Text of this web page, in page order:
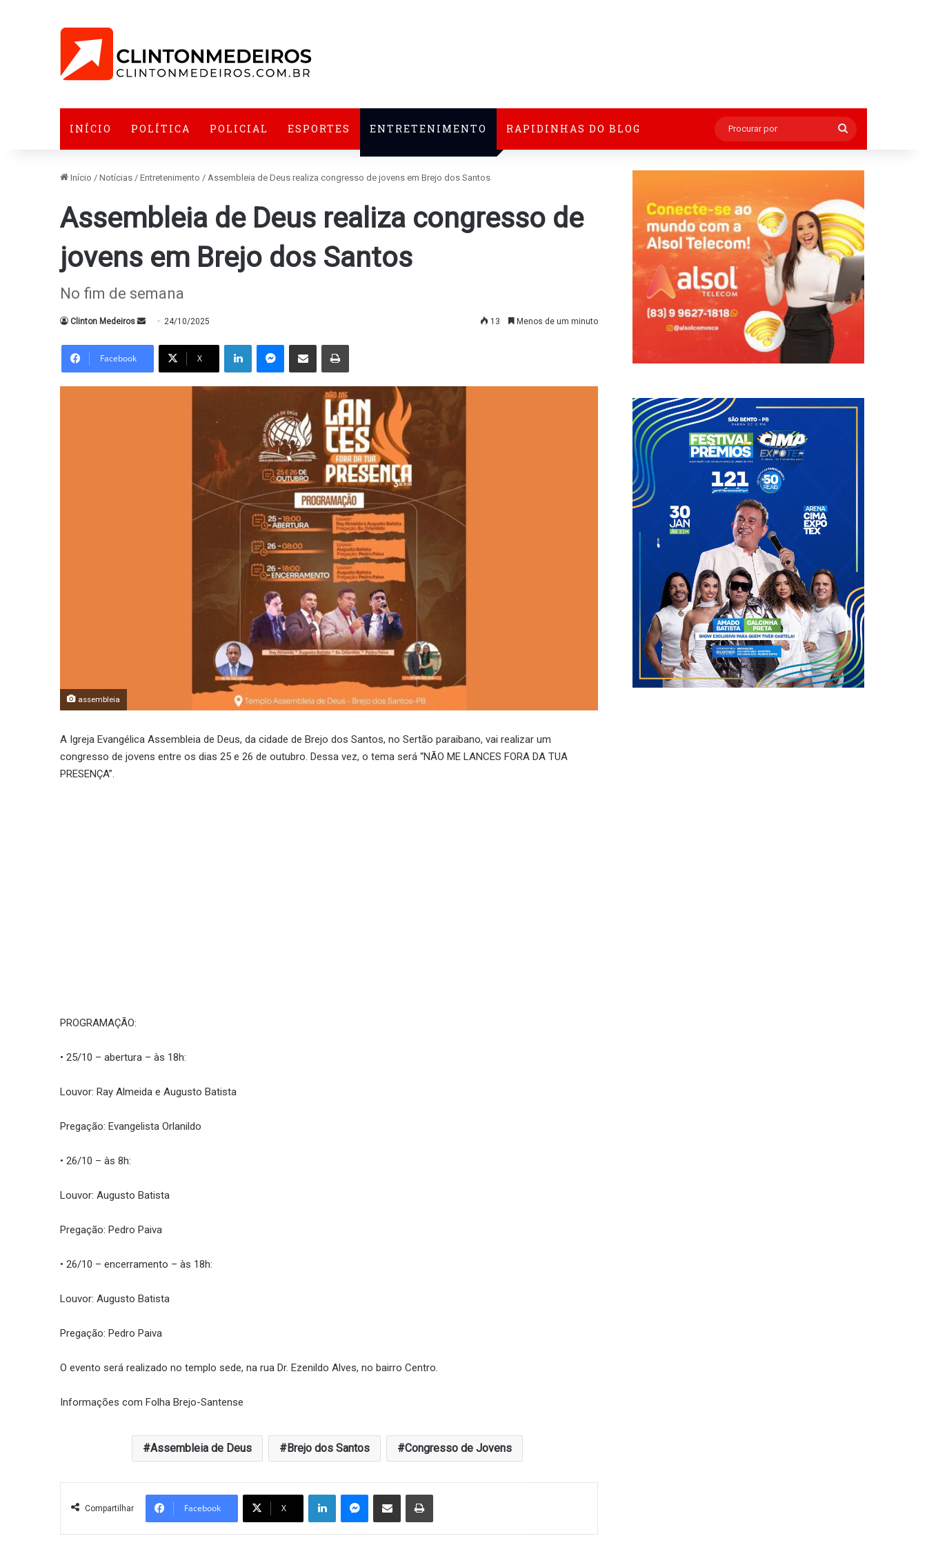
INÍCIO POLÍTICA POLICIAL ESPORTES ENTRETENIMENTO RAPIDINHAS DO BLOG
Procurar
por
Início / Notícias / Entretenimento / Assembleia de Deus realiza congresso de jovens em Brejo dos Santos
Assembleia de Deus realiza congresso de
jovens em Brejo dos Santos
No fim de semana
Clinton Medeiros
Mande
mail
24/10/2025 13 Menos de um minuto
Facebook X
LinkedinMessenger
Compartilhar via e-mail Imprimir
assembleia
A Igreja Evangélica Assembleia de Deus, da cidade de Brejo dos Santos, no Sertão paraibano, vai realizar um
congresso de jovens entre os dias 25 e 26 de outubro. Dessa vez, o tema será “NÃO ME LANCES FORA DA TUA
PRESENÇA”.
PROGRAMAÇÃO:
• 25/10 – abertura – às 18h:
Louvor: Ray Almeida e Augusto Batista
Pregação: Evangelista Orlanildo
• 26/10 – às 8h:
Louvor: Augusto Batista
Pregação: Pedro Paiva
• 26/10 – encerramento – às 18h:
Louvor: Augusto Batista
Pregação: Pedro Paiva
O evento será realizado no templo sede, na rua Dr. Ezenildo Alves, no bairro Centro.
Informações com Folha Brejo-Santense
Assembleia de Deus Brejo dos Santos Congresso de Jovens
Compartilhar Facebook X
LinkedinMessenger
Compartilhar via e-mail Imprimir